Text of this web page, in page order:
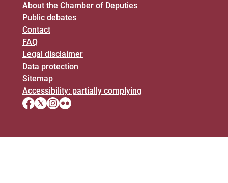
About the Chamber of Deputies
Public debates
Contact
FAQ
Legal disclaimer
Data protection
Sitemap
Accessibility: partially complying